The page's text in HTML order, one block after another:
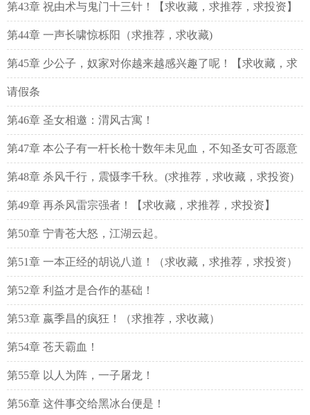
第43章 祝由术与鬼门十三针！【求收藏，求推荐，求投资】
第44章 一声长啸惊栎阳（求推荐，求收藏)
第45章 少公子，奴家对你越来越感兴趣了呢！【求收藏，求
推荐】
请假条
第46章 圣女相邀：渭风古寓！
第47章 本公子有一杆长枪十数年未见血，不知圣女可否愿意
一试？
第48章 杀风千行，震慑李千秋。(求推荐，求收藏，求投资)
第49章 再杀风雷宗强者！【求收藏，求推荐，求投资】
第50章 宁青苍大怒，江湖云起。
第51章 一本正经的胡说八道！（求收藏，求推荐，求投资）
第52章 利益才是合作的基础！
第53章 嬴季昌的疯狂！（求推荐，求收藏）
第54章 苍天霸血！
第55章 以人为阵，一子屠龙！
第56章 这件事交给黑冰台便是！